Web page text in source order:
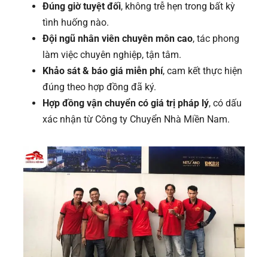
Đúng giờ tuyệt đối, không trễ hẹn trong bất kỳ
tình huống nào.
Đội ngũ nhân viên chuyên môn cao, tác phong
làm việc chuyên nghiệp, tận tâm.
Khảo sát & báo giá miễn phí, cam kết thực hiện
đúng theo hợp đồng đã ký.
Hợp đồng vận chuyển có giá trị pháp lý, có dấu
xác nhận từ Công ty Chuyển Nhà Miền Nam.